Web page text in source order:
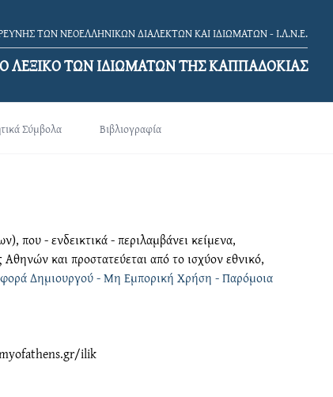
ΤΩΝ ΝΕΟΕΛΛΗΝΙΚΩΝ ΔΙΑΛΕΚΤΩΝ ΚΑΙ ΙΔΙΩΜΑΤΩΝ - Ι.Λ.Ν.Ε.
ΛΕΞΙΚΟ TΩΝ ΙΔΙΩΜΑΤΩΝ ΤΗΣ ΚΑΠΠΑΔΟΚΙΑΣ
Σύμβολα Βιβλιογραφία
που - ενδεικτικά - περιλαμβάνει κείμενα,
και προστατεύεται από το ισχύον εθνικό,
Δημιουργού - Μη Εμπορική Χρήση - Παρόμοια
ilik